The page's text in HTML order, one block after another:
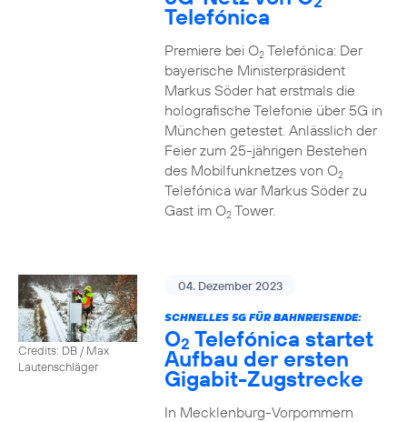
Telefónica
Premiere bei O2Telefónica: Der
bayerische Ministerpräsident
Markus Söder hat erstmals die
holografische Telefonie über 5G in
München getestet. Anlässlich der
Feier zum 25-jährigen Bestehen
des Mobilfunknetzes von O2
Telefónica war Markus Söder zu
Gast im O2Tower.
Credits: DB / Max
Lautenschläger
04. Dezember 2023
SCHNELLES 5G FÜR BAHNREISENDE:
O2 Telefónica startet
Aufbau der ersten
Gigabit-Zugstrecke
In Mecklenburg-Vorpommern